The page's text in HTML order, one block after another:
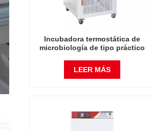
Incubadora termostática de
microbiología de tipo práctico
eléctrica bioquímica Precios de
fábrica Equipo de laboratorio de
LEER MÁS